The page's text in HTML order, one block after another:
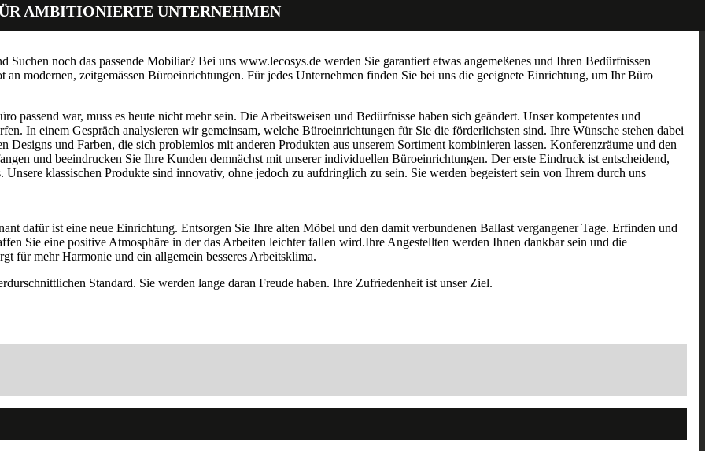
AMBITIONIERTE UNTERNEHMEN
Suchen noch das passende Mobiliar? Bei uns www.lecosys.de werden Sie garantiert etwas angemeßenes und Ihren Bedürfnissen
modernen, zeitgemässen Büroeinrichtungen. Für jedes Unternehmen finden Sie bei uns die geeignete Einrichtung, um Ihr Büro
passend war, muss es heute nicht mehr sein. Die Arbeitsweisen und Bedürfnisse haben sich geändert. Unser kompetentes und
In einem Gespräch analysieren wir gemeinsam, welche Büroeinrichtungen für Sie die förderlichsten sind. Ihre Wünsche stehen dabei
und Farben, die sich problemlos mit anderen Produkten aus unserem Sortiment kombinieren lassen. Konferenzräume und den
und beeindrucken Sie Ihre Kunden demnächst mit unserer individuellen Büroeinrichtungen. Der erste Eindruck ist entscheidend,
klassischen Produkte sind innovativ, ohne jedoch zu aufdringlich zu sein. Sie werden begeistert sein von Ihrem durch uns
dafür ist eine neue Einrichtung. Entsorgen Sie Ihre alten Möbel und den damit verbundenen Ballast vergangener Tage. Erfinden und
Sie eine positive Atmosphäre in der das Arbeiten leichter fallen wird.Ihre Angestellten werden Ihnen dankbar sein und die
für mehr Harmonie und ein allgemein besseres Arbeitsklima.
Standard. Sie werden lange daran Freude haben. Ihre Zufriedenheit ist unser Ziel.